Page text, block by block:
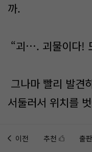
까.
“괴…. 괴물이다!
그나마 빨리 발견
서둘러서 위치를
망원경으로 정찰
이전 추천 출
홈에미노벨 웹추